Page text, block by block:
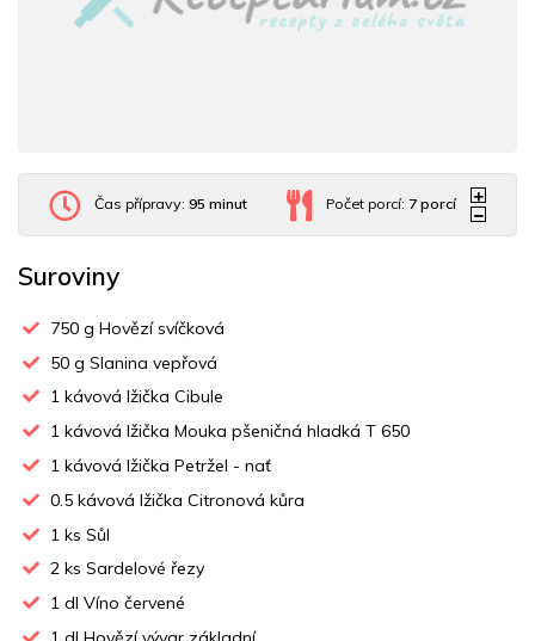
Čas přípravy: 95 minut Počet porcí: 7 porcí
Suroviny
750 g Hovězí svíčková
50 g Slanina vepřová
1 kávová lžička Cibule
1 kávová lžička Mouka pšeničná hladká T 650
1 kávová lžička Petržel - nať
0.5 kávová lžička Citronová kůra
1 ks Sůl
2 ks Sardelové řezy
1 dl Víno červené